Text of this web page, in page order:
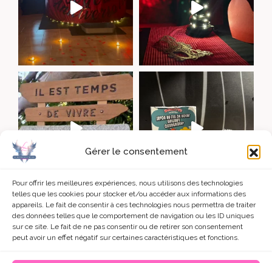
Gérer le consentement
Pour offrir les meilleures expériences, nous utilisons des technologies
telles que les cookies pour stocker et/ou accéder aux informations des
appareils. Le fait de consentir à ces technologies nous permettra de traiter
des données telles que le comportement de navigation ou les ID uniques
sur ce site. Le fait de ne pas consentir ou de retirer son consentement
peut avoir un effet négatif sur certaines caractéristiques et fonctions.
charger + Voir sur Instagram